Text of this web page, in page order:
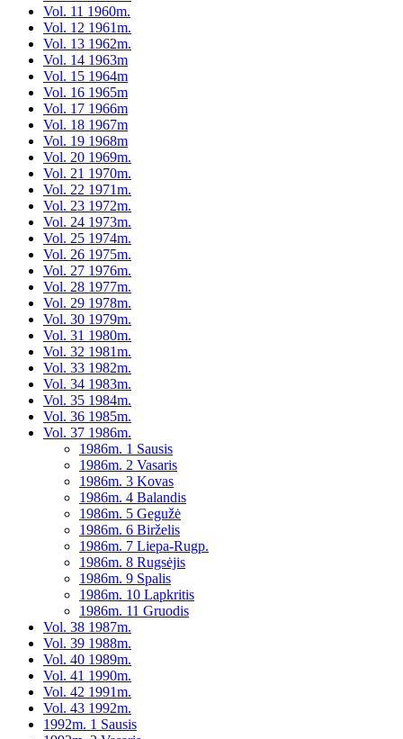
Vol. 11 1960m.
Vol. 12 1961m.
Vol. 13 1962m.
Vol. 14 1963m
Vol. 15 1964m
Vol. 16 1965m
Vol. 17 1966m
Vol. 18 1967m
Vol. 19 1968m
Vol. 20 1969m.
Vol. 21 1970m.
Vol. 22 1971m.
Vol. 23 1972m.
Vol. 24 1973m.
Vol. 25 1974m.
Vol. 26 1975m.
Vol. 27 1976m.
Vol. 28 1977m.
Vol. 29 1978m.
Vol. 30 1979m.
Vol. 31 1980m.
Vol. 32 1981m.
Vol. 33 1982m.
Vol. 34 1983m.
Vol. 35 1984m.
Vol. 36 1985m.
Vol. 37 1986m.
1986m. 1 Sausis
1986m. 2 Vasaris
1986m. 3 Kovas
1986m. 4 Balandis
1986m. 5 Gegužė
1986m. 6 Birželis
1986m. 7 Liepa-Rugp.
1986m. 8 Rugsėjis
1986m. 9 Spalis
1986m. 10 Lapkritis
1986m. 11 Gruodis
Vol. 38 1987m.
Vol. 39 1988m.
Vol. 40 1989m.
Vol. 41 1990m.
Vol. 42 1991m.
Vol. 43 1992m.
1992m. 1 Sausis